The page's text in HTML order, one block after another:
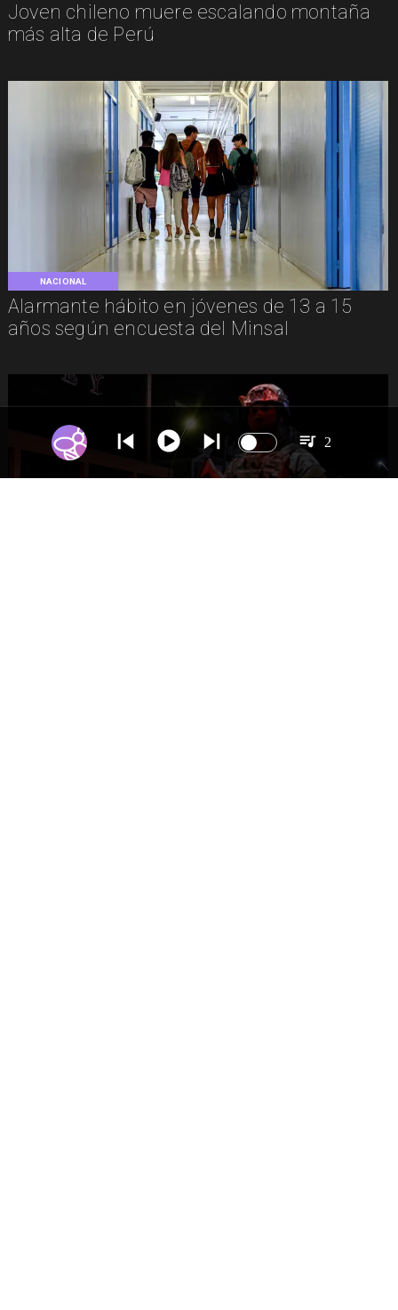
Joven chileno muere escalando montaña
más alta de Perú
NACIONAL
Alarmante hábito en jóvenes de 13 a 15
años según encuesta del Minsal
2